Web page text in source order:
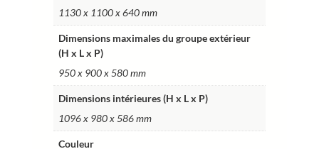
1130 x 1100 x 640 mm
Dimensions maximales du groupe extérieur
(H x L x P)
950 x 900 x 580 mm
Dimensions intérieures (H x L x P)
1096 x 980 x 586 mm
Couleur